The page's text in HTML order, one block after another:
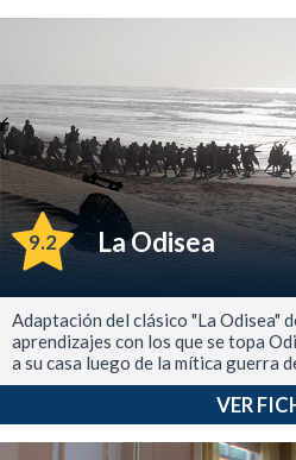
9.2 La Odisea
Adaptación del clásico "La Odisea"
aprendizajes con los que se topa
a su casa luego de la mítica guerra
VER